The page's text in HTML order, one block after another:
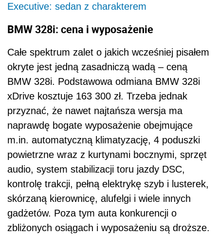
Executive: sedan z charakterem
BMW 328i: cena i wyposażenie
Całe spektrum zalet o jakich wcześniej pisałem
okryte jest jedną zasadniczą wadą – ceną
BMW 328i. Podstawowa odmiana BMW 328i
xDrive kosztuje 163 300 zł. Trzeba jednak
przyznać, że nawet najtańsza wersja ma
naprawdę bogate wyposażenie obejmujące
m.in. automatyczną klimatyzację, 4 poduszki
powietrzne wraz z kurtynami bocznymi, sprzęt
audio, system stabilizacji toru jazdy DSC,
kontrolę trakcji, pełną elektrykę szyb i lusterek,
skórzaną kierownicę, alufelgi i wiele innych
gadżetów. Poza tym auta konkurencji o
zbliżonych osiągach i wyposażeniu są droższe.